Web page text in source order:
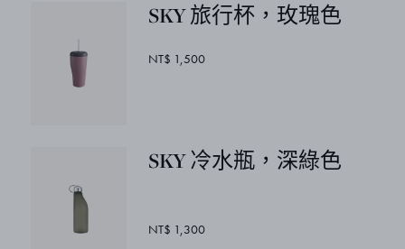
SKY 旅行杯，玫瑰色
NT$ 1,500
SKY 冷水瓶，深綠色
NT$ 1,300